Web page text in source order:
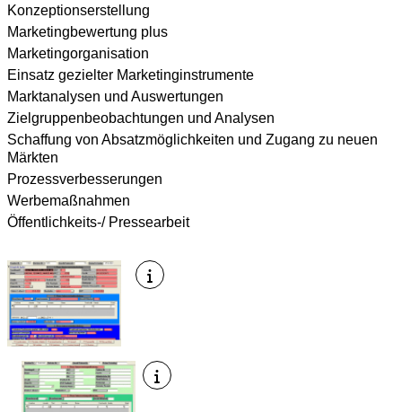
Konzeptionserstellung
Marketingbewertung plus
Marketingorganisation
Einsatz gezielter Marketinginstrumente
Marktanalysen und Auswertungen
Zielgruppenbeobachtungen und Analysen
Schaffung von Absatzmöglichkeiten und Zugang zu neuen
Märkten
Prozessverbesserungen
Werbemaßnahmen
Öffentlichkeits-/ Pressearbeit